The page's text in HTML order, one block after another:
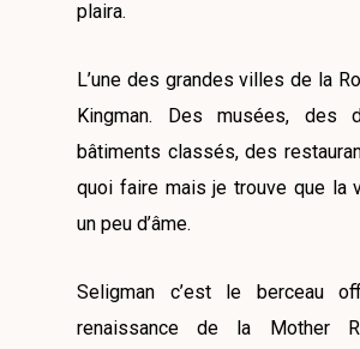
plaira.
L’une des grandes villes de la
Kingman. Des musées, des
bâtiments classés, des
quoi faire mais je trouve que la
un peu d’âme.
Seligman c’est le berceau
renaissance de la Mother